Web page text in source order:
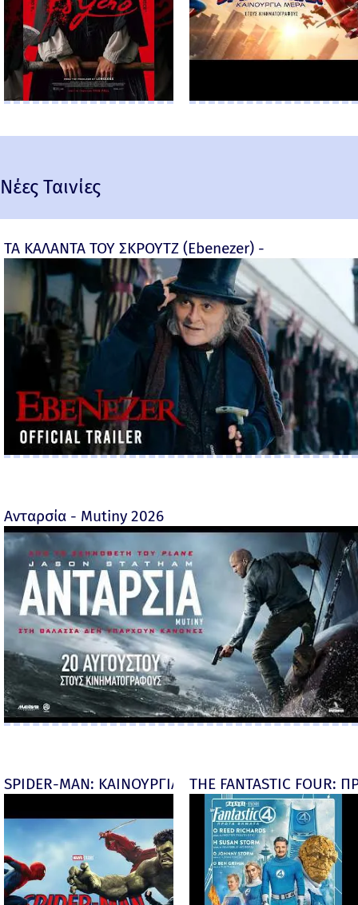
Νέες Ταινίες
ΤΑ ΚΑΛΑΝΤΑ ΤΟΥ ΣΚΡΟΥΤΖ (Ebenezer) -
Ανταρσία - Mutiny 2026
SPIDER-MAN: ΚΑΙΝΟΥΡΓΙΑ ΜΕΡΑ (Spider-Man:
THE FANTASTIC